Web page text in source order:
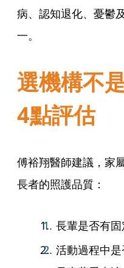
病、認知退化、憂鬱
一。
選機構不
4點評估
傅裕翔醫師建議，家
長者的照護品質：
長輩是否有固
活動過程中